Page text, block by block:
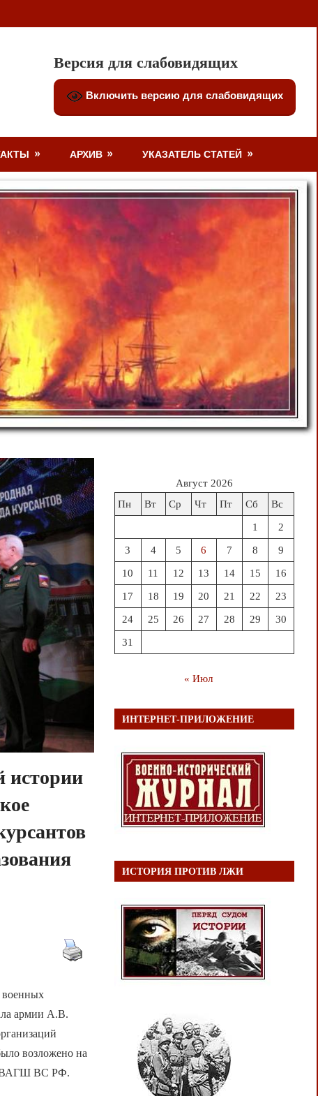
Версия для слабовидящих
Включить версию для слабовидящих
АРХИВ УКАЗАТЕЛЬ СТАТЕЙ
истории
военных
армии А.В.
возложено на
ВАГШ ВС РФ.
Август 2026
Пн
Вт Ср Чт Пт Сб Вс
1 2
3 4 5 6 7 8 9
10 11 12 13 14 15 16
17 18 19 20 21 22 23
24 25 26 27 28 29 30
31
« Июл
ИНТЕРНЕТ-ПРИЛОЖЕНИЕ
ИСТОРИЯ ПРОТИВ ЛЖИ